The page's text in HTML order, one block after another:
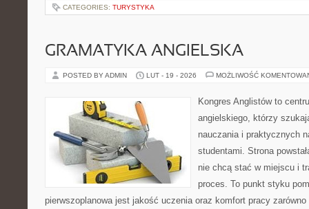
CATEGORIES: TURYSTYKA
GRAMATYKA ANGIELSKA
POSTED BY ADMIN LUT - 19 - 2026 MOŻLIWOŚĆ
Kongres Anglistów to
angielskiego, którzy
nauczania i praktycznych
studentami. Strona
nie chcą stać w miejscu i
proces. To punkt styku
pierwszoplanowa jest jakość uczenia oraz komfort pracy